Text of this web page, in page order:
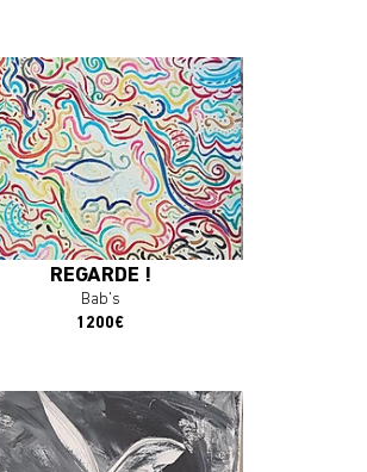
REGARDE !
Bab's
1200€
En savoir plus
J'ACHÈTE L'OEUVRE
En savoir plus